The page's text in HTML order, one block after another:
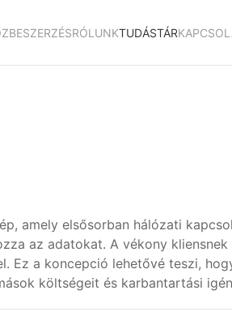
RÓLUNKTUDÁSTÁR
amely elsősorban hálózati
az adatokat. A vékony kliensnek
Ez a koncepció lehetővé teszi,
költségeit és karbantartási